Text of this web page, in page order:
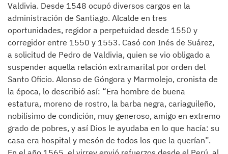
Valdivia. Desde 1548 ocupó diversos cargos en la
administración de Santiago. Alcalde en tres
oportunidades, regidor a perpetuidad desde 1550 y
corregidor entre 1550 y 1553. Casó con Inés de Suárez,
a solicitud de Pedro de Valdivia, quien se vio obligado a
suspender aquella relación extramarital por orden del
Santo Oficio. Alonso de Góngora y Marmolejo, cronista de
la época, lo describió así: “Era hombre de buena
estatura, moreno de rostro, la barba negra, cariaguileño,
nobilísimo de condición, muy generoso, amigo en extremo
grado de pobres, y así Dios le ayudaba en lo que hacía: su
casa era hospital y mesón de todos los que la querían”.